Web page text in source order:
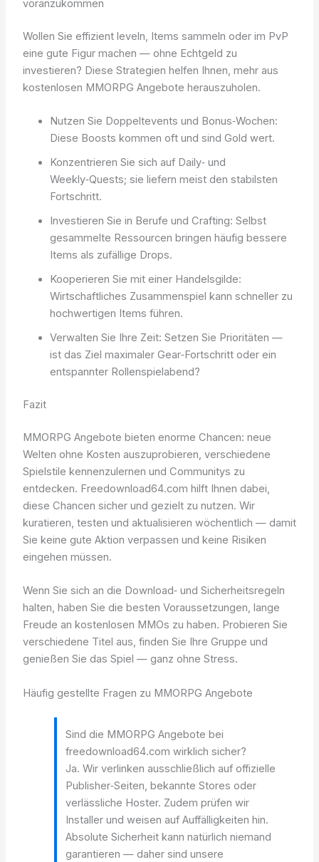
voranzukommen
Wollen Sie effizient leveln, Items sammeln oder im PvP
eine gute Figur machen — ohne Echtgeld zu
investieren? Diese Strategien helfen Ihnen, mehr aus
kostenlosen MMORPG Angebote herauszuholen.
Nutzen Sie Doppeltevents und Bonus‑Wochen:
Diese Boosts kommen oft und sind Gold wert.
Konzentrieren Sie sich auf Daily‑ und
Weekly‑Quests; sie liefern meist den stabilsten
Fortschritt.
Investieren Sie in Berufe und Crafting: Selbst
gesammelte Ressourcen bringen häufig bessere
Items als zufällige Drops.
Kooperieren Sie mit einer Handelsgilde:
Wirtschaftliches Zusammenspiel kann schneller zu
hochwertigen Items führen.
Verwalten Sie Ihre Zeit: Setzen Sie Prioritäten —
ist das Ziel maximaler Gear‑Fortschritt oder ein
entspannter Rollenspielabend?
Fazit
MMORPG Angebote bieten enorme Chancen: neue
Welten ohne Kosten auszuprobieren, verschiedene
Spielstile kennenzulernen und Communitys zu
entdecken. Freedownload64.com hilft Ihnen dabei,
diese Chancen sicher und gezielt zu nutzen. Wir
kuratieren, testen und aktualisieren wöchentlich — damit
Sie keine gute Aktion verpassen und keine Risiken
eingehen müssen.
Wenn Sie sich an die Download‑ und Sicherheitsregeln
halten, haben Sie die besten Voraussetzungen, lange
Freude an kostenlosen MMOs zu haben. Probieren Sie
verschiedene Titel aus, finden Sie Ihre Gruppe und
genießen Sie das Spiel — ganz ohne Stress.
Häufig gestellte Fragen zu MMORPG Angebote
Sind die MMORPG Angebote bei
freedownload64.com wirklich sicher?
Ja. Wir verlinken ausschließlich auf offizielle
Publisher‑Seiten, bekannte Stores oder
verlässliche Hoster. Zudem prüfen wir
Installer und weisen auf Auffälligkeiten hin.
Absolute Sicherheit kann natürlich niemand
garantieren — daher sind unsere